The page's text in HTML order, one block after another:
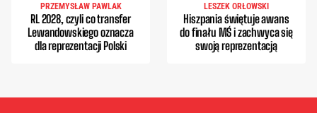
PRZEMYSŁAW PAWLAK
RL 2028, czyli co transfer
Lewandowskiego oznacza
dla reprezentacji Polski
LESZEK ORŁOWSKI
Hiszpania świętuje awans
do finału MŚ i zachwyca się
swoją reprezentacją